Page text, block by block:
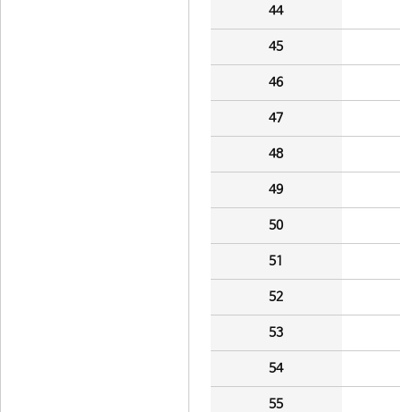
44
45
46
47
48
49
50
51
52
53
54
55